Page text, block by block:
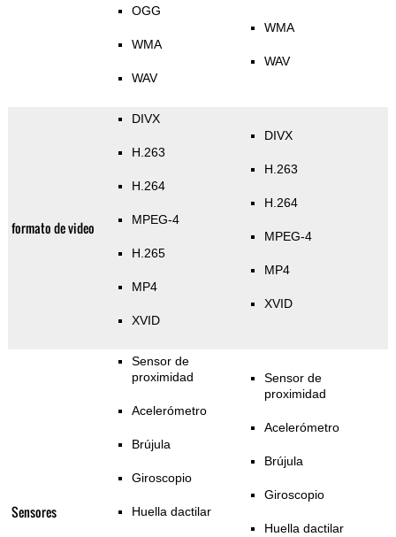
OGG
WMA
WAV
WMA
WAV
formato de video
DIVX
H.263
H.264
MPEG-4
H.265
MP4
XVID
DIVX
H.263
H.264
MPEG-4
MP4
XVID
Sensores
Sensor de
proximidad
Acelerómetro
Brújula
Giroscopio
Huella dactilar
Sensor de
proximidad
Acelerómetro
Brújula
Giroscopio
Huella dactilar